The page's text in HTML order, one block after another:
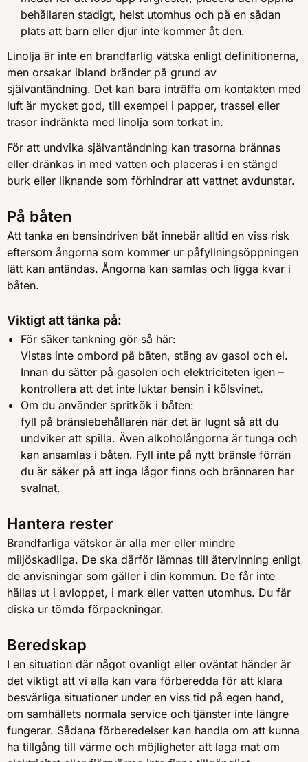
behållaren stadigt, helst utomhus och på en sådan
plats att barn eller djur inte kommer åt den.
Linolja är inte en brandfarlig vätska enligt definitionerna,
men orsakar ibland bränder på grund av
självantändning. Det kan bara inträffa om kontakten med
luft är mycket god, till exempel i papper, trassel eller
trasor indränkta med linolja som torkat in.
För att undvika självantändning kan trasorna brännas
eller dränkas in med vatten och placeras i en stängd
burk eller liknande som förhindrar att vattnet avdunstar.
På båten
Att tanka en bensindriven båt innebär alltid en viss risk
eftersom ångorna som kommer ur påfyllningsöppningen
lätt kan antändas. Ångorna kan samlas och ligga kvar i
båten.
Viktigt att tänka på:
För säker tankning gör så här:
Vistas inte ombord på båten, stäng av gasol och el.
Innan du sätter på gasolen och elektriciteten igen –
kontrollera att det inte luktar bensin i kölsvinet.
Om du använder spritkök i båten:
fyll på bränslebehållaren när det är lugnt så att du
undviker att spilla. Även alkoholångorna är tunga och
kan ansamlas i båten. Fyll inte på nytt bränsle förrän
du är säker på att inga lågor finns och brännaren har
svalnat.
Hantera rester
Brandfarliga vätskor är alla mer eller mindre
miljöskadliga. De ska därför lämnas till återvinning enligt
de anvisningar som gäller i din kommun. De får inte
hällas ut i avloppet, i mark eller vatten utomhus. Du får
diska ur tömda förpackningar.
Beredskap
I en situation där något ovanligt eller oväntat händer är
det viktigt att vi alla kan vara förberedda för att klara
besvärliga situationer under en viss tid på egen hand,
om samhällets normala service och tjänster inte längre
fungerar. Sådana förberedelser kan handla om att kunna
ha tillgång till värme och möjligheter att laga mat om